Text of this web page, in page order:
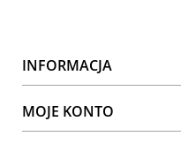
INFORMACJA
MOJE KONTO